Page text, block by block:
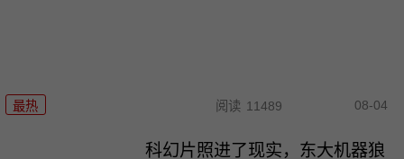
最热 阅读 11489 08-04
科幻片照进了现实，东大机器狼